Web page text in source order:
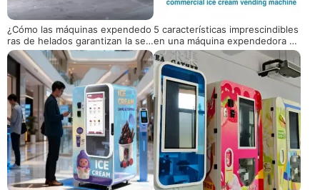
¿Cómo las máquinas expendedo
ras de helados garantizan la seg
uridad alimentaria?
5 características imprescindibles
en una máquina expendedora d
e servicio suave comercial